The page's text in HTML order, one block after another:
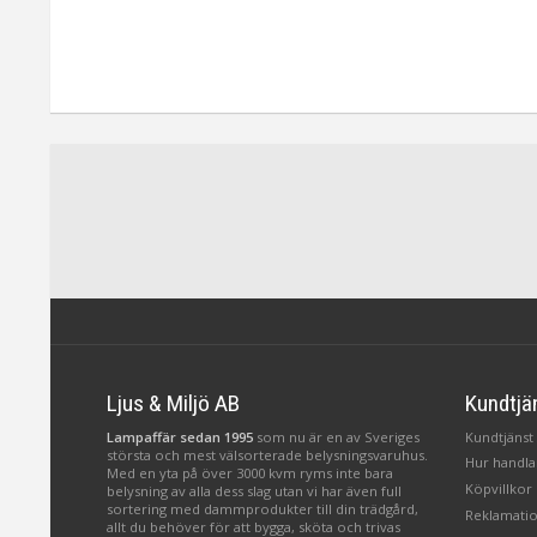
Ljus & Miljö AB
Lampaffär sedan 1995 som nu är en av Sveriges
största och mest välsorterade belysningsvaruhus.
Med en yta på över 3000 kvm ryms inte bara
belysning av alla dess slag utan vi har även full
sortering med dammprodukter till din trädgård,
allt du behöver för att bygga, sköta och trivas
Hur
Köpvillkor